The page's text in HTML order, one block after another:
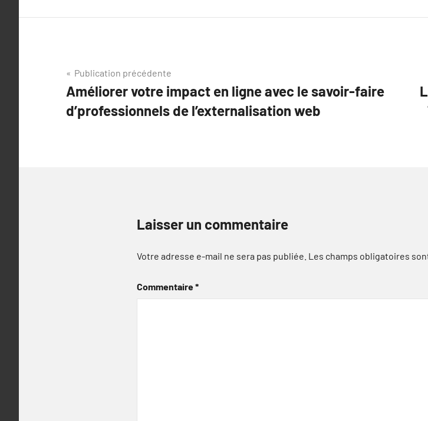
Navigation
de
l’article
Publication précédente
Améliorer votre impact en ligne avec le savoir-faire
d’professionnels de l’externalisation web
Laisser un commentaire
Votre adresse e-mail ne sera pas publiée. Les champs obligatoires
Commentaire*